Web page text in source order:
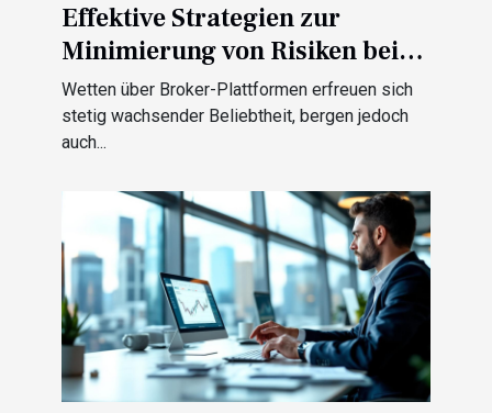
Effektive Strategien zur
Minimierung von Risiken bei
der Nutzung von Betting
Brokern
Wetten über Broker-Plattformen erfreuen sich
stetig wachsender Beliebtheit, bergen jedoch
auch...